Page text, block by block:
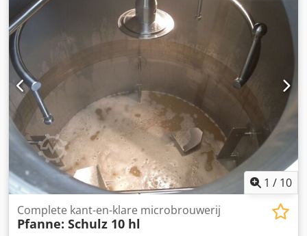
1 / 10
Complete kant-en-klare microbrouwerij
Pfanne: Schulz 10 hl